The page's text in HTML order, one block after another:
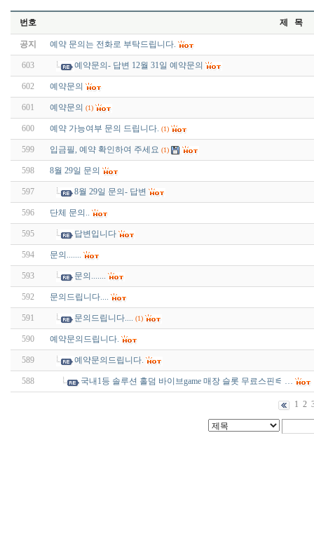
번호 제 목
공지 예약 문의는 전화로 부탁드립니다.
603 예약문의- 답변 12월 31일 예약문의
602 예약문의
601 예약문의 (1)
600 예약 가능여부 문의 드립니다. (1)
599 입금필, 예약 확인하여 주세요 (1)
598 8월 29일 문의
597 8월 29일 문의- 답변
596 단체 문의..
595 답변입니다
594 문의.......
593 문의.......
592 문의드립니다....
591 문의드립니다.... (1)
590 예약문의드립니다.
589 예약문의드립니다.
588 국내1등 솔루션 홀덤 바이브game 매장 슬롯 무료스핀⚟ …
1 2